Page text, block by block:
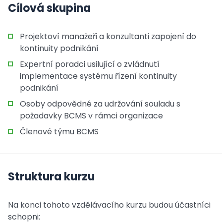
Cílová skupina
Projektoví manažeři a konzultanti zapojení do
kontinuity podnikání
Expertní poradci usilující o zvládnutí
implementace systému řízení kontinuity
podnikání
Osoby odpovědné za udržování souladu s
požadavky BCMS v rámci organizace
Členové týmu BCMS
Struktura kurzu
Na konci tohoto vzdělávacího kurzu budou účastníci
schopni: